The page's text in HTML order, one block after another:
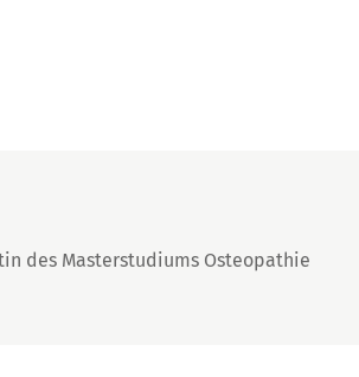
des Masterstudiums Osteopathie